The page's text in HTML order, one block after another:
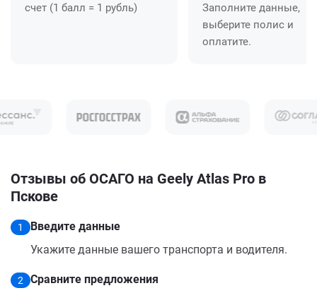
счет (1 балл = 1 рубль)
Заполните данные,
выберите полис и
оплатите.
Отзывы об ОСАГО на Geely Atlas Pro в
Пскове
1
Введите данные
Укажите данные вашего транспорта и водителя.
2
Сравните предложения